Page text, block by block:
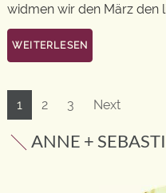
widmen wir den März den
WEITERLESEN
1 2 3 Next
ANNE +